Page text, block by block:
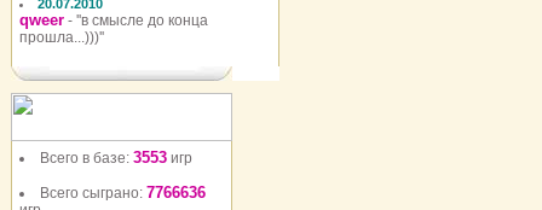
20.07.2010
qweer - ''в смысле до конца
прошла...)))''
Всего в базе: 3553 игр
Всего сыграно: 7766636